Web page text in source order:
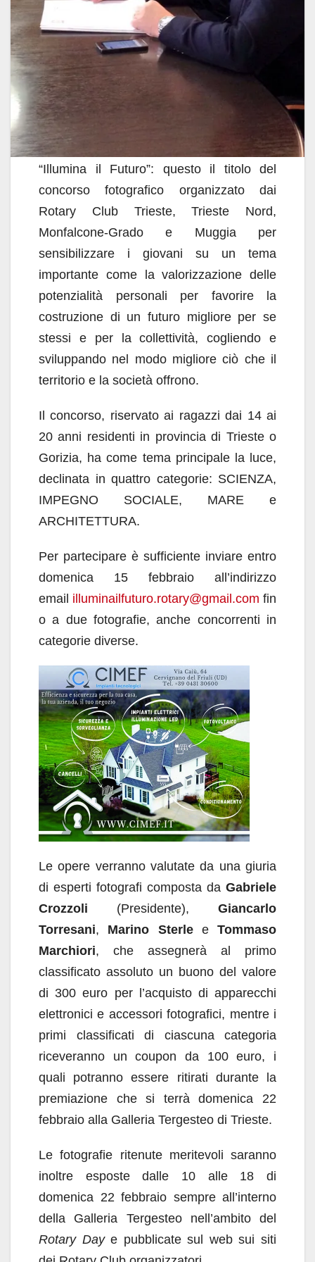
“Illumina il Futuro”: questo il titolo del
concorso fotografico organizzato dai
Rotary Club Trieste, Trieste Nord,
Monfalcone-Grado e Muggia per
sensibilizzare i giovani su un tema
importante come la valorizzazione delle
potenzialità personali per favorire la
costruzione di un futuro migliore per se
stessi e per la collettività, cogliendo e
sviluppando nel modo migliore ciò che il
territorio e la società offrono.
Il concorso, riservato ai ragazzi dai 14 ai
20 anni residenti in provincia di Trieste o
Gorizia, ha come tema principale la luce,
declinata in quattro categorie: SCIENZA,
IMPEGNO SOCIALE, MARE e
ARCHITETTURA.
Per partecipare è sufficiente inviare entro
domenica 15 febbraio all’indirizzo
email illuminailfuturo.rotary@gmail.com fin
o a due fotografie, anche concorrenti in
categorie diverse.
Le opere verranno valutate da una giuria
di esperti fotografi composta da Gabriele
Crozzoli (Presidente), Giancarlo
Torresani, Marino Sterlee Tommaso
Marchiori, che assegnerà al primo
classificato assoluto un buono del valore
di 300 euro per l’acquisto di apparecchi
elettronici e accessori fotografici, mentre i
primi classificati di ciascuna categoria
riceveranno un coupon da 100 euro, i
quali potranno essere ritirati durante la
premiazione che si terrà domenica 22
febbraio alla Galleria Tergesteo di Trieste.
Le fotografie ritenute meritevoli saranno
inoltre esposte dalle 10 alle 18 di
domenica 22 febbraio sempre all’interno
della Galleria Tergesteo nell’ambito del
Rotary Daye pubblicate sul web sui siti